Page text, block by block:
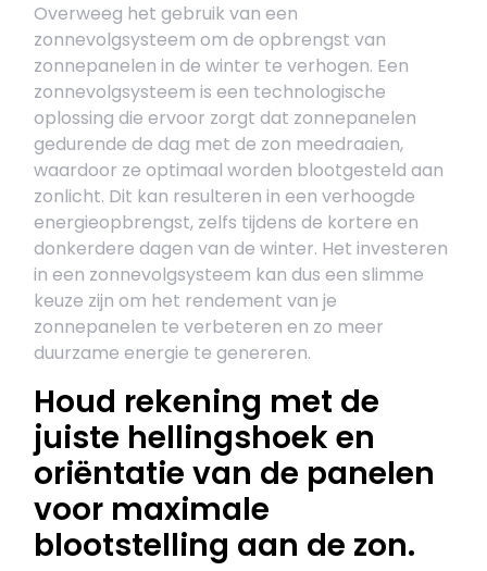
Overweeg het gebruik van een
zonnevolgsysteem om de opbrengst van
zonnepanelen in de winter te verhogen. Een
zonnevolgsysteem is een technologische
oplossing die ervoor zorgt dat zonnepanelen
gedurende de dag met de zon meedraaien,
waardoor ze optimaal worden blootgesteld aan
zonlicht. Dit kan resulteren in een verhoogde
energieopbrengst, zelfs tijdens de kortere en
donkerdere dagen van de winter. Het investeren
in een zonnevolgsysteem kan dus een slimme
keuze zijn om het rendement van je
zonnepanelen te verbeteren en zo meer
duurzame energie te genereren.
Houd rekening met de
juiste hellingshoek en
oriëntatie van de panelen
voor maximale
blootstelling aan de zon.